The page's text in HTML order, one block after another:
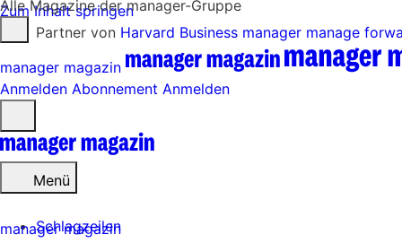
Zum Inhalt springen
Partner von Harvard Business manager manage
manager magazin
Anmelden Abonnement Anmelden
öffnen
Menü
Schlagzeilen
Alle Magazine der manager-Gruppe
manager magazin